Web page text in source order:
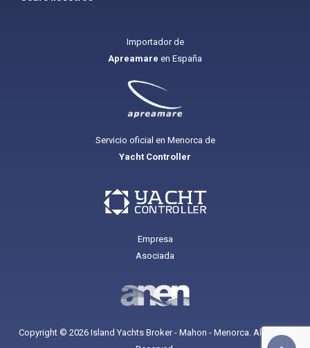
Importador de
Apreamare en España
Servicio oficial en Menorca de
Yacht Controller
Empresa
Asociada
Copyright © 2026 Island Yachts Broker - Mahon - Menorca. All Rights